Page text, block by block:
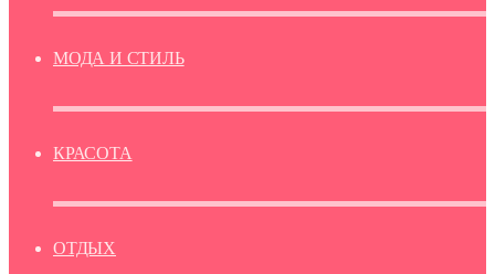
МОДА И СТИЛЬ
КРАСОТА
ОТДЫХ